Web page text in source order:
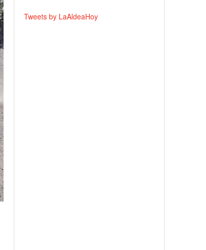
Tweets by LaAldeaHoy